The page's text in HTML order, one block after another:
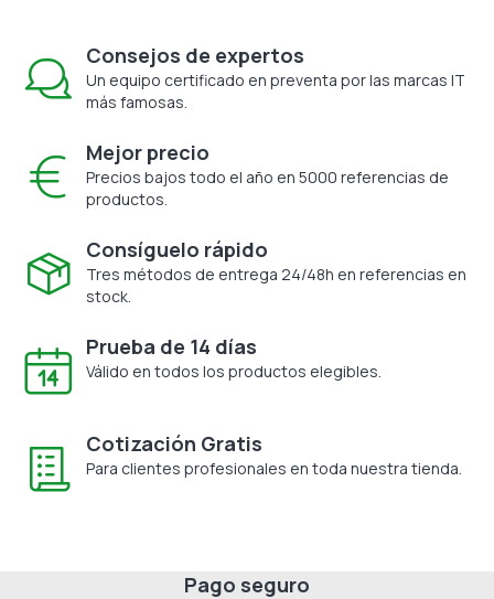
Consejos de expertos
Un equipo certificado en preventa por las marcas IT
más famosas.
Mejor precio
Precios bajos todo el año en 5000 referencias de
productos.
Consíguelo rápido
Tres métodos de entrega 24/48h en referencias en
stock.
Prueba de 14 días
Válido en todos los productos elegibles.
Cotización Gratis
Para clientes profesionales en toda nuestra tienda.
Pago seguro